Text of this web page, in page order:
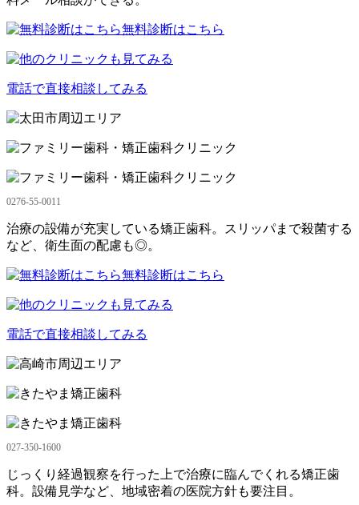
無料診断はこちら
電話で直接相談してみる
0276-55-0011
治療の設備が充実している矯正歯科。スリッパまで殺菌する
など、衛生面の配慮も◎。
無料診断はこちら
電話で直接相談してみる
027-350-1600
じっくり経過観察を行った上で治療に臨んでくれる矯正歯
科。設備見学など、地域密着の医院方針も要注目。